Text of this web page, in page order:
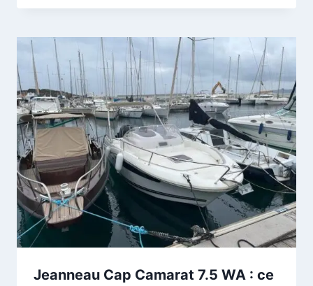
Jeanneau Cap Camarat 7.5 WA : ce